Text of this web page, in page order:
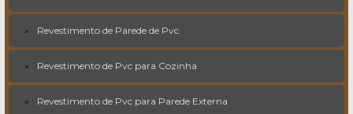
Revestimento de Parede de Pvc
Revestimento de Pvc para Cozinha
Revestimento de Pvc para Parede Externa